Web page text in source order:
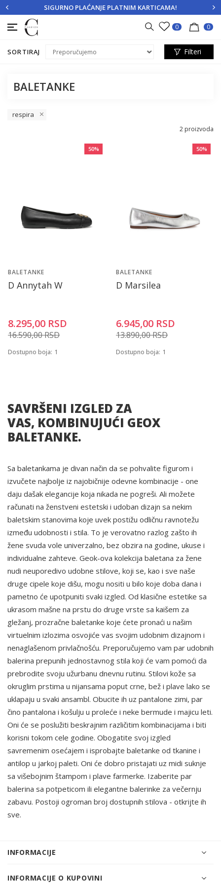
PRIJAVITE SE REGISTRUJTE SE
SIGURNO PLAĆANJE PLATNIM KARTICAMA!
0 0
BALETANKE
SORTIRAJ Filteri
respira
2 proizvoda
50%
BALETANKE
D Annytah W
8.295,00 RSD
16.590,00RSD
Dostupno boja: 1
50%
BALETANKE
D Marsilea
6.945,00 RSD
13.890,00RSD
Dostupno boja: 1
SAVRŠENI IZGLED ZA
VAS, KOMBINUJUĆI GEOX
BALETANKE.
Sa baletankama je divan način da se pohvalite figurom i
izvučete najbolje iz najobičnije odevne kombinacije - one
daju dašak elegancije koja nikada ne pogreši. Ali možete
računati na ženstveni estetski i udoban dizajn sa nekim
baletskim stanovima koje uvek postižu odličnu ravnotežu
između udobnosti i stila. To je verovatno razlog zašto ih
žene svuda vole univerzalno, bez obzira na godine, ukuse i
individualne zahteve. Geok-ova kolekcija baletana za žene
nudi neuporedivo udobne stilove, koji se, kao i sve naše
druge cipele koje dišu, mogu nositi u bilo koje doba dana i
pametno će upotpuniti svaki izgled. Od klasične estetike sa
ukrasom mašne na prstu do druge vrste sa kaišem za
gležanj, prozračne baletanke koje ćete pronaći u našim
virtuelnim izlozima osvojiće vas svojim udobnim dizajnom i
nenaglašenom privlačnošću. Preporučujemo vam par udobnih
balerina prepunih jednostavnog stila koji će vam pomoći da
prebrodite svoju užurbanu dnevnu rutinu. Stilovi kože sa
okruglim prstima u nijansama poput crne, bež i plave lako se
uklapaju u svaki ansambl. Obucite ih uz pantalone zimi, par
čino pantalona i košulju u proleće i neke bermude i majicu leti.
Oni će se poslužiti beskrajnim različitim kombinacijama i biti
korisni tokom cele godine. Obogatite svoj izgled
savremenim osećajem i isprobajte baletanke od tkanine i
antilop u jarkoj paleti. Oni će dobro pristajati uz midi suknje
sa višebojnim štampom i plave farmerke. Izaberite par
balerina sa potpeticom ili elegantne balerinke za večernju
zabavu. Postoji ogroman broj dostupnih stilova - otkrijte ih
sve.
INFORMACIJE
INFORMACIJE O KUPOVINI